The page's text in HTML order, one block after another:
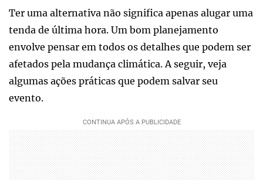
Ter uma alternativa não significa apenas alugar uma
tenda de última hora. Um bom planejamento
envolve pensar em todos os detalhes que podem ser
afetados pela mudança climática. A seguir, veja
algumas ações práticas que podem salvar seu
evento.